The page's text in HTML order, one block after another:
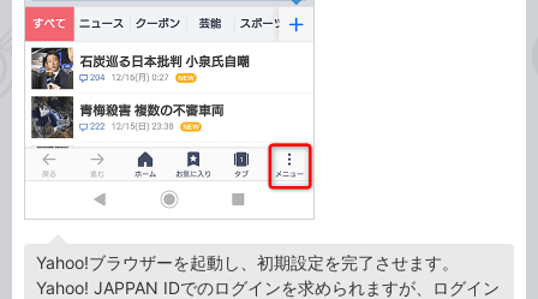
Yahoo!ブラウザーを起動し、初期設定を完了させます。
Yahoo! JAPPAN IDでのログインを求められますが、ログイン